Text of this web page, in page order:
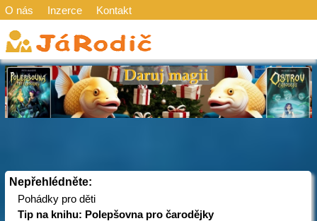
O nás Inzerce Kontakt
Nepřehlédněte:
Pohádky pro děti
Tip na knihu: Polepšovna pro čarodějky